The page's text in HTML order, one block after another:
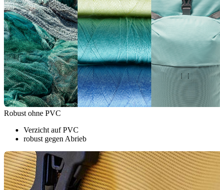
Robust ohne PVC
Verzicht auf PVC
robust gegen Abrieb